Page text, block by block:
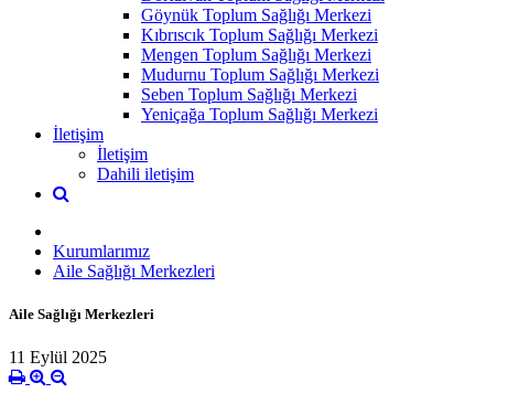
Göynük Toplum Sağlığı Merkezi
Kıbrıscık Toplum Sağlığı Merkezi
Mengen Toplum Sağlığı Merkezi
Mudurnu Toplum Sağlığı Merkezi
Seben Toplum Sağlığı Merkezi
Yeniçağa Toplum Sağlığı Merkezi
İletişim
İletişim
Dahili iletişim
Kurumlarımız
Aile Sağlığı Merkezleri
Aile Sağlığı Merkezleri
11 Eylül 2025